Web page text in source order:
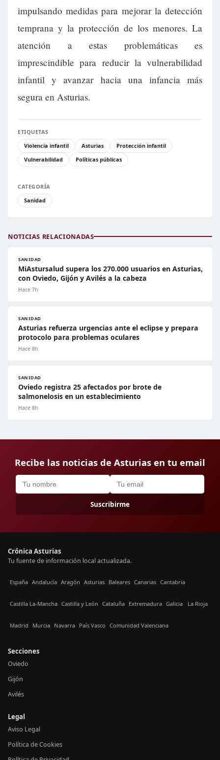
impulsando medidas para mejorar la detección
temprana y la protección de los menores. La
atención a estas problemáticas es
imprescindible para reducir la vulnerabilidad
infantil y avanzar hacia una infancia más
segura en Asturias.
ETIQUETAS
Violencia infantil
Asturias
Protección infantil
Vulnerabilidad
Políticas públicas
CATEGORÍA
Sanidad
NOTICIAS RELACIONADAS
SANIDAD
MiAstursalud supera los 270.000 usuarios en Asturias,
con Oviedo, Gijón y Avilés a la cabeza
Hace 7h
SANIDAD
Asturias refuerza urgencias ante el eclipse y prepara
protocolo para problemas oculares
Hace 8h
SANIDAD
Oviedo registra 25 afectados por brote de
salmonelosis en un establecimiento
Hace 8h
Recibe las noticias de Asturias en tu email
Suscribirme
Crónica Asturias
Tu fuente de información local actualizada.
España Andalucía Aragón Asturias Baleares Canarias Cantabria
Castilla La-Mancha Castilla y León Cataluña Extremadura Galicia La Rioja
Madrid Murcia Navarra País Vasco Comunidad Valenciana
Secciones
Oviedo
Gijón
Avilés
Legal
Aviso Legal
Política de Cookies